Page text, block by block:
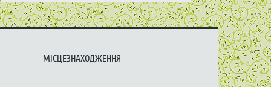
МІСЦЕЗНАХОДЖЕННЯ